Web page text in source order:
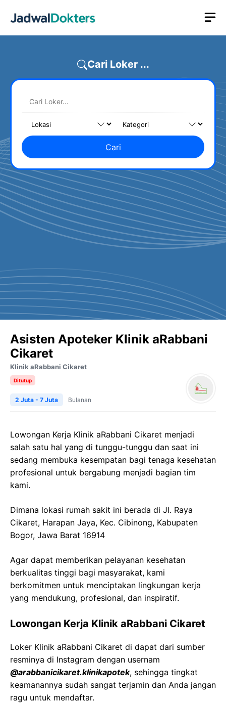
Cari Loker ...
Cari
Asisten Apoteker Klinik aRabbani
Cikaret
Klinik aRabbani Cikaret
Ditutup
2 Juta - 7 Juta Bulanan
Lowongan Kerja Klinik aRabbani Cikaret menjadi
salah satu hal yang di tunggu-tunggu dan saat ini
sedang membuka kesempatan bagi tenaga kesehatan
profesional untuk bergabung menjadi bagian tim
kami.
Dimana lokasi rumah sakit ini berada di Jl. Raya
Cikaret, Harapan Jaya, Kec. Cibinong, Kabupaten
Bogor, Jawa Barat 16914
Agar dapat memberikan pelayanan kesehatan
berkualitas tinggi bagi masyarakat, kami
berkomitmen untuk menciptakan lingkungan kerja
yang mendukung, profesional, dan inspiratif.
Lowongan Kerja Klinik aRabbani Cikaret
Loker Klinik aRabbani Cikaret di dapat dari sumber
resminya di Instagram dengan usernam
@arabbanicikaret.klinikapotek, sehingga tingkat
keamanannya sudah sangat terjamin dan Anda jangan
ragu untuk mendaftar.